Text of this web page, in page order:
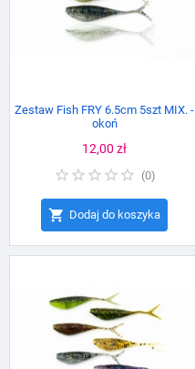
Zestaw Fish FRY 6.5cm 5szt MIX. -
okoń
Cena
12,00 zł
(0)
 Dodaj do koszyka